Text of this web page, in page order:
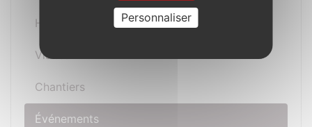
Histoire
Visites
Chantiers
Événements
Personnaliser